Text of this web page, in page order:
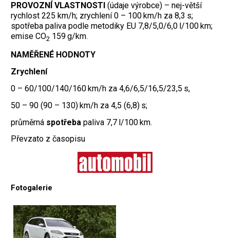
PROVOZNÍ VLASTNOSTI (údaje výrobce) – nej-větší
rychlost 225 km/h; zrychlení 0 – 100 km/h za 8,3 s;
spotřeba paliva podle metodiky EU 7,8/5,0/6,0 l/100 km;
emise CO2 159 g/km.
NAMĚŘENÉ HODNOTY
Zrychlení
0 – 60/100/140/160 km/h za 4,6/6,5/16,5/23,5 s,
50 – 90 (90 – 130) km/h za 4,5 (6,8) s;
průměrná spotřeba paliva 7,7 l/100 km.
Převzato z časopisu
Fotogalerie